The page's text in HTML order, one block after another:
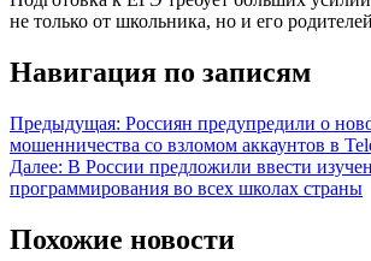
не только от школьника, но и его
Навигация по записям
Предыдущая: Россиян предупредили о
мошенничества со взломом аккаунтов в
Далее: В России предложили ввести
программирования во всех школах страны
Похожие новости